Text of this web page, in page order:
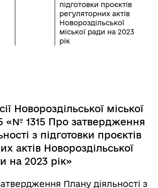
підготовки проєктів
регуляторних актів
Новороздільської
міської ради на 2023
рік
Новороздільської міської
«№ 1315 Про затвердження
з підготовки проєктів
актів Новороздільської
на 2023 рік»
Плану діяльності з